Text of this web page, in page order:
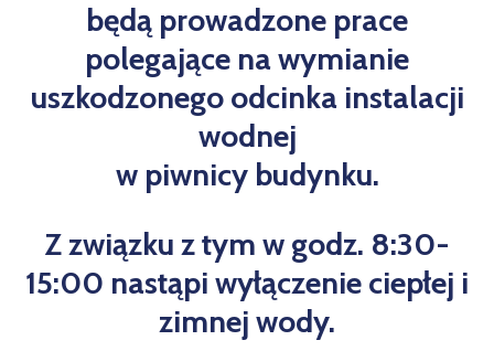
będą prowadzone prace
polegające na wymianie
uszkodzonego odcinka instalacji
wodnej
w piwnicy budynku.
Z związku z tym w godz. 8:30-
15:00 nastąpi wyłączenie ciepłej i
zimnej wody.